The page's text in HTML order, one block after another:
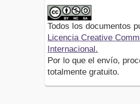
Todos los documentos
Licencia Creative
Internacional.
Por lo que el envío,
totalmente gratuito.